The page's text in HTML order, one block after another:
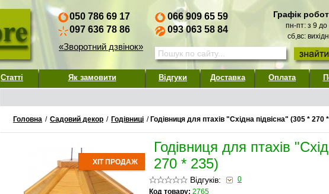
050 786 69 17
097 636 78 86
«Зворотний дзвінок»
066 909 65 59
093 063 58 84
Графік
пн-пт: з 9 до
сб,вс:
Статті Як замовити Відгуки Доставка Оплата
Головна / Садовий декор / Годівниці / Годівниця для птахів "Східна підвісна" (305 * 270
ХІТ ПРОДАЖ
Годівниця для птахів
270 * 235)
Відгуків:
0
Код товару: 2765